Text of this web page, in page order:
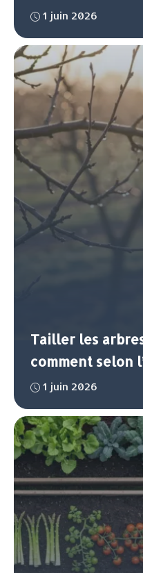
1 juin 2026
Tailler les
comment selon
1 juin 2026